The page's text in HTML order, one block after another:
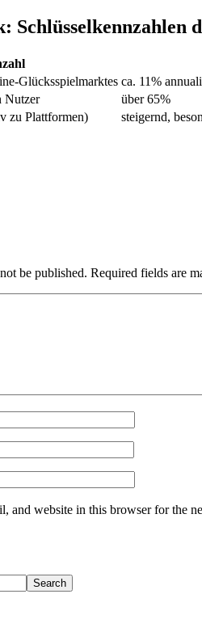
Schlüsselkennzahlen
Glücksspielmarktes ca. 11%
Nutzer
über 65%
zu Plattformen)
steigernd,
be published. Required fields are
and website in this browser for the
Search